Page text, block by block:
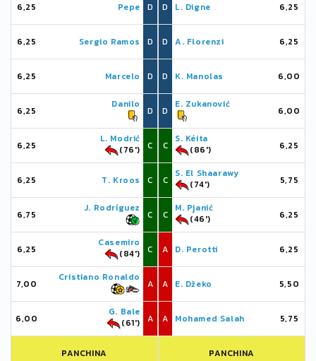
6,25 Pepe D
6,25 Sergio Ramos D
6,25 Marcelo D
6,25
Danilo
D
6,25
L. Modrić
(76')
C
6,25 T. Kroos C
6,75
J. Rodríguez
C
6,25
Casemiro
(84')
C
7,00
Cristiano Ronaldo
A
6,00
G. Bale
(61')
A
PANCHINA
D L. Digne 6,25
D A. Florenzi 6,25
D K. Manolas 6,00
D
E. Zukanović
6,00
C
S. Kéita
(86')
6,25
C
S. El Shaarawy
(74')
5,75
C
M. Pjanić
(46')
6,25
A D. Perotti 6,25
A E. Džeko 5,50
A Mohamed Salah 5,75
PANCHINA